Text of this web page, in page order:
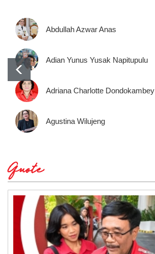
Abdullah Azwar Anas
Adian Yunus Yusak Napitupulu
Adriana Charlotte Dondokambey
Agustina Wilujeng
Quote